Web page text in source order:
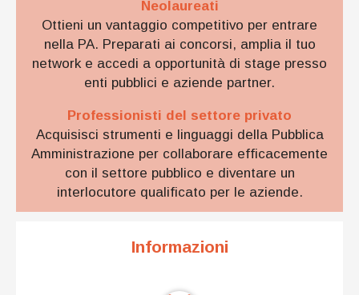
Neolaureati
Ottieni un vantaggio competitivo per entrare
nella PA. Preparati ai concorsi, amplia il tuo
network e accedi a opportunità di stage presso
enti pubblici e aziende partner.
Professionisti del settore privato
Acquisisci strumenti e linguaggi della Pubblica
Amministrazione per collaborare efficacemente
con il settore pubblico e diventare un
interlocutore qualificato per le aziende.
Informazioni